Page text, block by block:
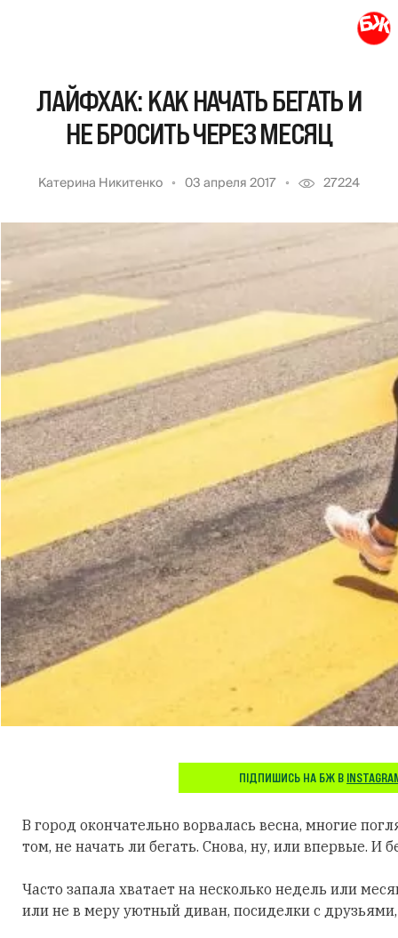
ЛАЙФХАК: КАК НАЧАТЬ БЕГАТЬ И
НЕ БРОСИТЬ ЧЕРЕЗ МЕСЯЦ
Катерина Никитенко 03 апреля 2017 27224
ПІДПИШИСЬ НА БЖ В
В город окончательно ворвалась весна, многие
том, не начать ли бегать. Снова, ну, или впервые. И
Часто запала хватает на несколько недель или
или не в меру уютный диван, посиделки с